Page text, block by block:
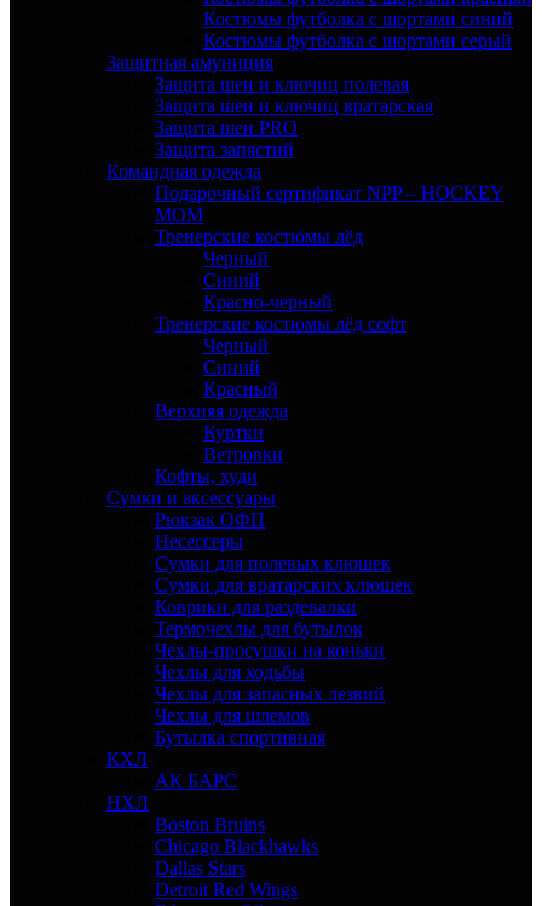
Костюмы футболка с шортами синий
Костюмы футболка с шортами серый
Защитная амуниция
Защита шеи и ключиц полевая
Защита шеи и ключиц вратарская
Защита шеи PRO
Защита запястий
Командная одежда
Подарочный сертификат NPP – HOCKEY
MOM
Тренерские костюмы лёд
Черный
Синий
Красно-черный
Тренерские костюмы лёд софт
Черный
Синий
Красный
Верхняя одежда
Куртки
Ветровки
Кофты, худи
Сумки и аксессуары
Рюкзак ОФП
Несессеры
Сумки для полевых клюшек
Сумки для вратарских клюшек
Коврики для раздевалки
Термочехлы для бутылок
Чехлы-просушки на коньки
Чехлы для ходьбы
Чехлы для запасных лезвий
Чехлы для шлемов
Бутылка спортивная
КХЛ
АК БАРС
НХЛ
Boston Bruins
Chicago Blackhawks
Dallas Stars
Detroit Red Wings